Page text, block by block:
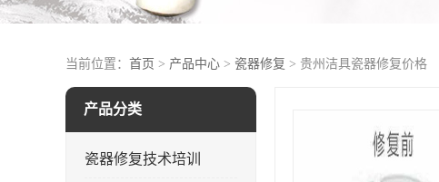
当前位置： 首页 > 产品中心 > 瓷器修复 > 贵州洁具瓷器修复价格
产品分类
瓷器修复技术培训